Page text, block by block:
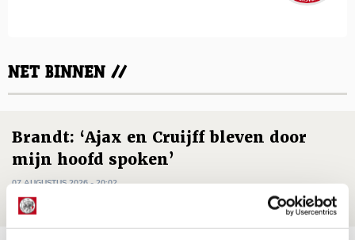
NET BINNEN //
Brandt: ‘Ajax en Cruijff bleven door
mijn hoofd spoken’
07 AUGUSTUS 2026 - 20:02
NIEUWS